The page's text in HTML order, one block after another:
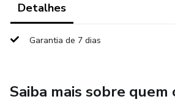
Detalhes
Garantia de 7 dias
Saiba mais sobre quem